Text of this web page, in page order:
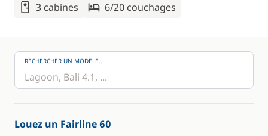
3 cabines 6/20 couchages
RECHERCHER UN MODÈLE...
Louez un Fairline 60